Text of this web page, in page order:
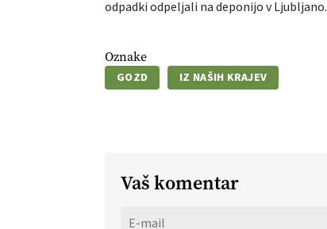
odpadki odpeljali na deponijo v Ljubljano.
Oznake
GOZD IZ NAŠIH KRAJEV
Vaš komentar